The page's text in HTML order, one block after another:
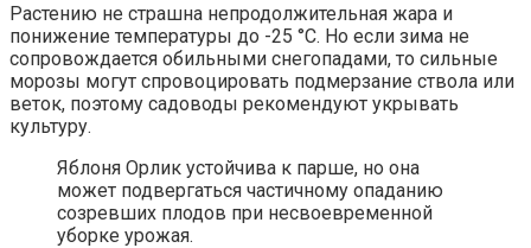
Растению не страшна непродолжительная жара и
понижение температуры до -25 °C. Но если зима не
сопровождается обильными снегопадами, то сильные
морозы могут спровоцировать подмерзание ствола или
веток, поэтому садоводы рекомендуют укрывать
культуру.
Яблоня Орлик устойчива к парше, но она
может подвергаться частичному опаданию
созревших плодов при несвоевременной
уборке урожая.